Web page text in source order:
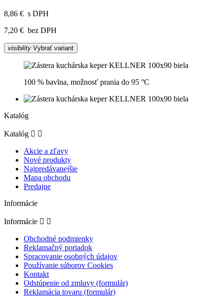
8,86 € s DPH
7,20 € bez DPH
visibility Vybrať variant
100 % bavlna, možnosť prania do 95 °C
Katalóg
Katalóg  
Akcie a zľavy
Nové produkty
Najpredávanejšie
Mapa obchodu
Predajne
Informácie
Informácie  
Obchodné podmienky
Reklamačný poriadok
Spracovanie osobných údajov
Používanie súborov Cookies
Kontakt
Odstúpenie od zmluvy (formulár)
Reklamácia tovaru (formulár)